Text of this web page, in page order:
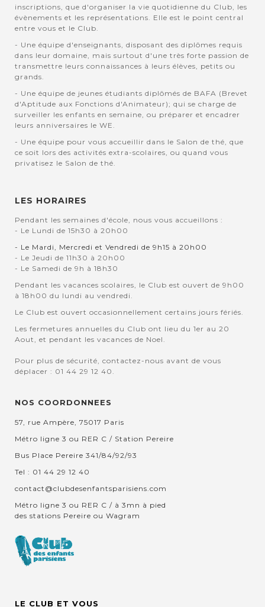
inscriptions, que d'organiser la vie quotidienne du Club, les
évènements et les représentations. Elle est le point central
entre vous et le Club.
- Une équipe d'enseignants, disposant des diplômes requis
dans leur domaine, mais surtout d'une très forte passion de
transmettre leurs connaissances à leurs élèves, petits ou
grands.
- Une équipe de jeunes étudiants diplômés de BAFA (Brevet
d'Aptitude aux Fonctions d'Animateur); qui se charge de
surveiller les enfants en semaine, ou préparer et encadrer
leurs anniversaires le WE.
- Une équipe pour vous accueillir dans le Salon de thé, que
ce soit lors des activités extra-scolaires, ou quand vous
privatisez le Salon de thé.
LES HORAIRES
Pendant les semaines d'école, nous vous accueillons :
- Le Lundi de 15h30 à 20h00
- Le Mardi, Mercredi et Vendredi de 9h15 à 20h00
- Le Jeudi de 11h30 à 20h00
- Le Samedi de 9h à 18h30
Pendant les vacances scolaires, le Club est ouvert de 9h00
à 18h00 du lundi au vendredi.
Le Club est ouvert occasionnellement certains jours fériés.
Les fermetures annuelles du Club ont lieu du 1er au 20
Aout, et pendant les vacances de Noel.
Pour plus de sécurité, contactez-nous avant de vous
déplacer : 01 44 29 12 40.
NOS COORDONNEES
57, rue Ampère, 75017 Paris
Métro ligne 3 ou RER C / Station Pereire
Bus Place Pereire 341/84/92/93
Tel : 01 44 29 12 40
contact@clubdesenfantsparisiens.com
Métro ligne 3 ou RER C / à 3mn à pied
des stations Pereire ou Wagram
LE CLUB ET VOUS